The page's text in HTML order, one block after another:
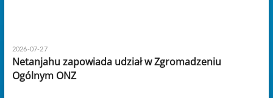
2026-07-27
Netanjahu zapowiada udział w Zgromadzeniu
Ogólnym ONZ